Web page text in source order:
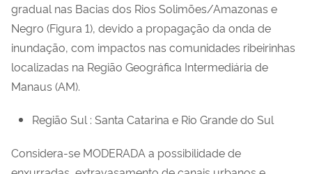
gradual nas Bacias dos Rios Solimões/Amazonas e
Negro (Figura 1), devido a propagação da onda de
inundação, com impactos nas comunidades ribeirinhas
localizadas na Região Geográfica Intermediária de
Manaus (AM).
Região Sul : Santa Catarina e Rio Grande do Sul
Considera-se MODERADA a possibilidade de